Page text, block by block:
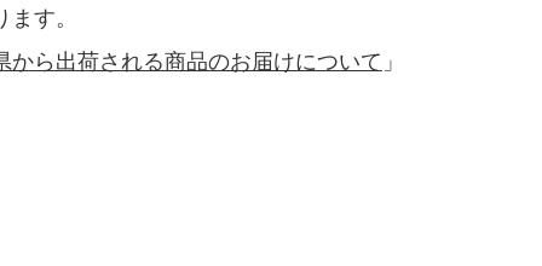
す。
から出荷される商品のお届けについて 」